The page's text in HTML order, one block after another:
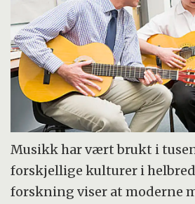
Musikk har vært brukt i
forskjellige kulturer i
forskning viser at moderne